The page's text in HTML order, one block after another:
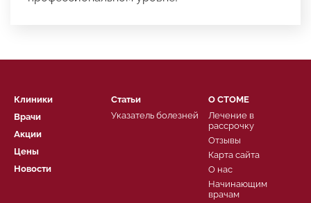
Клиники
Врачи
Акции
Цены
Новости
О СТОМЕ
Лечение в
рассрочку
Отзывы
Карта сайта
О нас
Начинающим
врачам
Статьи
Указатель болезней